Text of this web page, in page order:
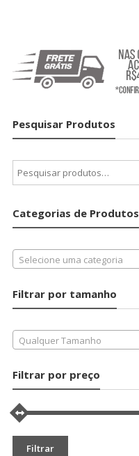
Pesquisar Produtos
Pesquisar
por:
Categorias de Produtos
Selecione uma categoria
Filtrar por tamanho
Qualquer Tamanho
Filtrar por preço
Filtrar